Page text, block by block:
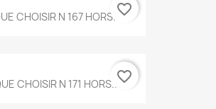
CHOISIR N 167 HORS...favorite_border
CHOISIR N 171 HORS...favorite_border